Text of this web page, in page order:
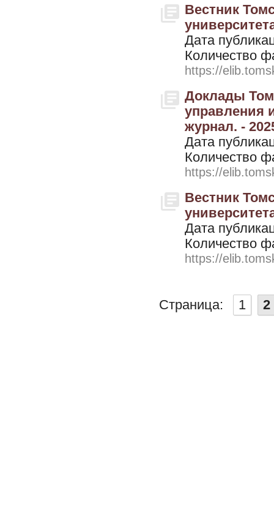
Вестник
Дата
Количество
https://
Доклады
управления
журнал. -
Дата
Количество
https://
Вестник
Дата
Количество
https://
Страница: 1 2